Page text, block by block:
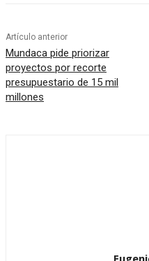
Artículo anterior
Mundaca pide priorizar
proyectos por recorte
presupuestario de 15 mil
millones